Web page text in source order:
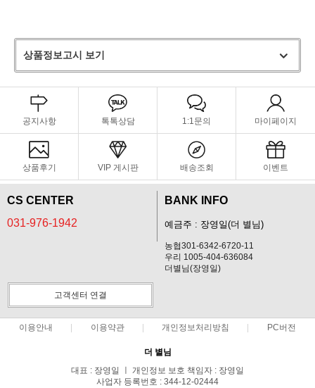
상품정보고시 보기
공지사항 톡톡상담 1:1문의 마이페이지
상품후기 VIP 게시판 배송조회 이벤트
CS CENTER
031-976-1942
BANK INFO
예금주 : 장영일(더 별님)
농협301-6342-6720-11
우리 1005-404-636084
더별님(장영일)
고객센터 연결
이용안내 이용약관 개인정보처리방침 PC버전
더 별님
대표 : 장영일 ㅣ 개인정보 보호 책임자 : 장영일
사업자 등록번호 : 344-12-02444